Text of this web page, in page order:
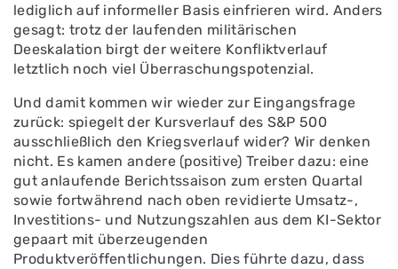
lediglich auf informeller Basis einfrieren wird. Anders
gesagt: trotz der laufenden militärischen
Deeskalation birgt der weitere Konfliktverlauf
letztlich noch viel Überraschungspotenzial.
Und damit kommen wir wieder zur Eingangsfrage
zurück: spiegelt der Kursverlauf des S&P 500
ausschließlich den Kriegsverlauf wider? Wir denken
nicht. Es kamen andere (positive) Treiber dazu: eine
gut anlaufende Berichtssaison zum ersten Quartal
sowie fortwährend nach oben revidierte Umsatz-,
Investitions- und Nutzungszahlen aus dem KI-Sektor
gepaart mit überzeugenden
Produktveröffentlichungen. Dies führte dazu, dass